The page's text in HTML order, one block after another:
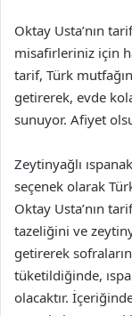
Oktay Usta’nın
misafirleriniz için
tarif, Türk
getirerek, evde
sunuyor. Afiyet
Zeytinyağlı
seçenek olarak
Oktay Usta’nın
tazeliğini ve
getirerek
tüketildiğinde,
olacaktır.